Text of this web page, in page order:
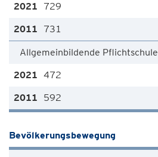
729
731
Allgemeinbildende Pflichtschule
472
592
Bevölkerungsbewegung